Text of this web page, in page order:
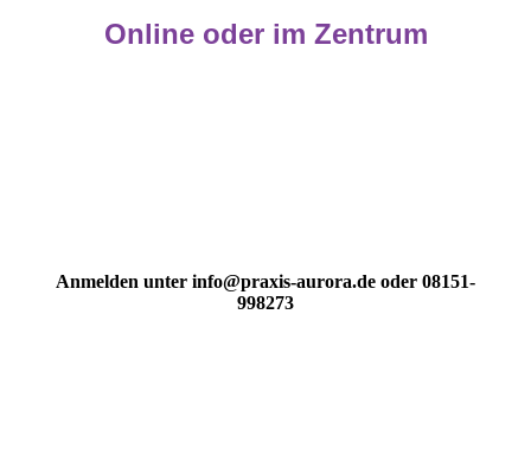
Online oder im Zentrum
Anmelden unter info@praxis-aurora.de oder 08151-
998273